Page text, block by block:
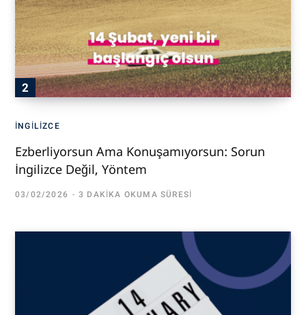
İNGILIZCE
Ezberliyorsun Ama Konuşamıyorsun: Sorun
İngilizce Değil, Yöntem
03/02/2026 3 DAKIKA OKUMA SÜRESI